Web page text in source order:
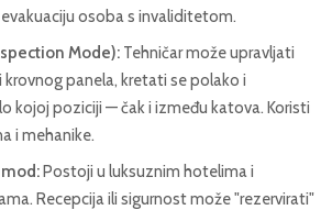
osoba s invaliditetom.
Mode): Tehničar može upravljati
panela, kretati se polako i
kojoj poziciji — čak i između katova. Koristi
i mehanike.
Postoji u luksuznim hotelima i
Recepcija ili sigurnost može "rezervirati"